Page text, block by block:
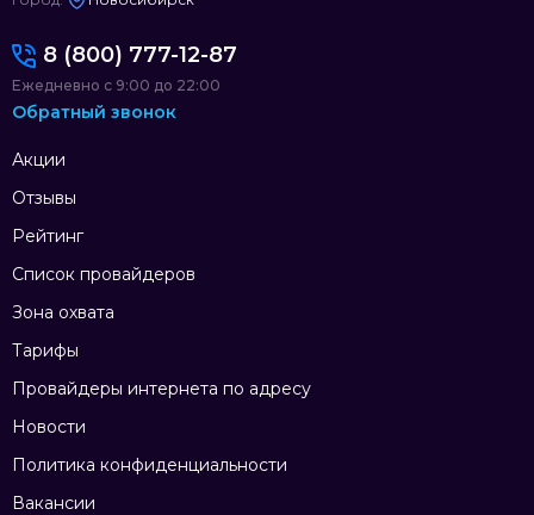
Акции
Отзывы
Рейтинг
Список провайдеров
Зона охвата
Тарифы
Провайдеры интернета по адресу
Новости
Политика конфиденциальности
Вакансии
8 (800) 777-12-87
Ежедневно с 9:00 до 22:00
Обратный звонок